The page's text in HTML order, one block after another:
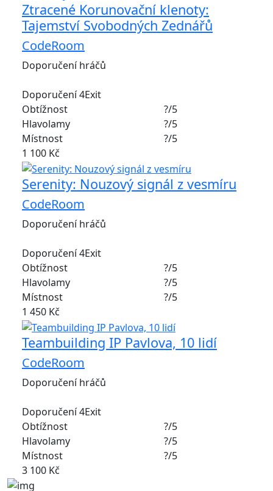
Ztracené Korunovační klenoty:
Tajemství Svobodných Zednářů
CodeRoom
Doporučení hráčů
Doporučení 4Exit
Obtížnost
?/5
Hlavolamy
?/5
Místnost
?/5
1 100 Kč
Serenity: Nouzový signál z vesmíru
CodeRoom
Doporučení hráčů
Doporučení 4Exit
Obtížnost
?/5
Hlavolamy
?/5
Místnost
?/5
1 450 Kč
Teambuilding IP Pavlova, 10 lidí
CodeRoom
Doporučení hráčů
Doporučení 4Exit
Obtížnost
?/5
Hlavolamy
?/5
Místnost
?/5
3 100 Kč